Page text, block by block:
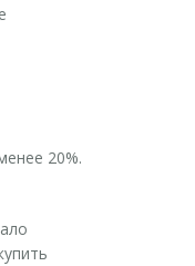
20%.